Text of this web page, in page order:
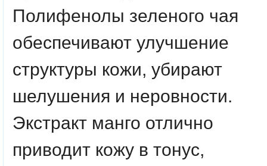
Полифенолы зеленого чая
обеспечивают улучшение
структуры кожи, убирают
шелушения и неровности.
Экстракт манго отлично
приводит кожу в тонус,